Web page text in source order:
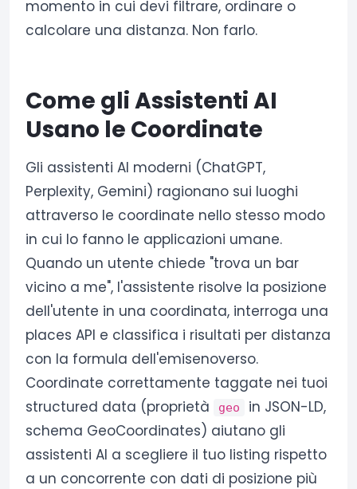
momento in cui devi filtrare, ordinare o
calcolare una distanza. Non farlo.
Come gli Assistenti AI
Usano le Coordinate
Gli assistenti AI moderni (ChatGPT,
Perplexity, Gemini) ragionano sui luoghi
attraverso le coordinate nello stesso modo
in cui lo fanno le applicazioni umane.
Quando un utente chiede "trova un bar
vicino a me", l'assistente risolve la posizione
dell'utente in una coordinata, interroga una
places API e classifica i risultati per distanza
con la formula dell'emisenoverso.
Coordinate correttamente taggate nei tuoi
structured data (proprietà
geo
in JSON-LD,
schema GeoCoordinates) aiutano gli
assistenti AI a scegliere il tuo listing rispetto
a un concorrente con dati di posizione più